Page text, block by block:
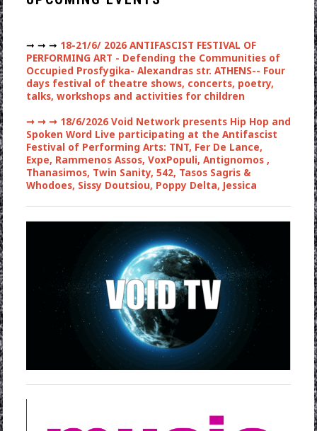
➞ ➞ ➞ 18-21/6/ 2026 ANTIFASCIST FESTIVAL OF
PERFORMING ART - Defending the Communities of
Occupied Prosfygika- Alexandras str. ATHENS-- Four
days festival of theatre shows, concerts, poetry,
talks, workshops and activities for children
➞ ➞ ➞18/6/2026 Void Network presents Hip Hop and
Spoken Word Live participating at the Antifascist
Festival of Performing Arts: TNT, Fer De Lance,
Expe, Rammenos Assos, VoxPopuli, Antignomos ,
Thanasimos, Twin Sanity, 542, Tasos Sagris &
Whodoes, Sissy Doutsiou, Poppy Delta, Jessica